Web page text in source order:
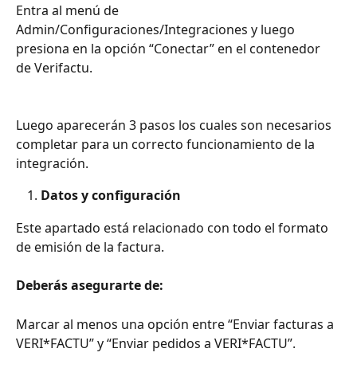
Entra al menú de
Admin/Configuraciones/Integraciones y luego
presiona en la opción “Conectar” en el contenedor
de Verifactu.
Luego aparecerán 3 pasos los cuales son necesarios
completar para un correcto funcionamiento de la
integración.
Datos y configuración
Este apartado está relacionado con todo el formato
de emisión de la factura.
Deberás asegurarte de:
Marcar al menos una opción entre “Enviar facturas a
VERI*FACTU” y “Enviar pedidos a VERI*FACTU”.